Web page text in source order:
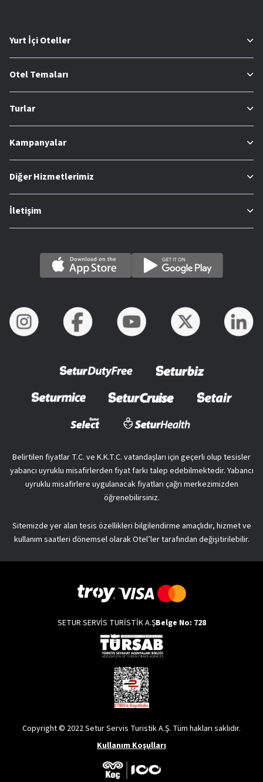
Yurt İçi Oteller
Otel Temaları
Turlar
Kampanyalar
Diğer Hizmetlerimiz
İletişim
Belirtilen fiyatlar T.C. ve K.K.T.C. vatandaşları için geçerli olup tesisler
yabancı uyruklu misafirlerden fiyat farkı talep edebilmektedir. Yabancı
uyruklu misafirlere uygulanacak fiyatları çağrı merkezimizden
öğrenebilirsiniz.
Sitemizde yer alan tesis özellikleri bilgilendirme amaçlıdır, hizmet ve
kullanım saatleri dönemsel olarak Otel’ler tarafından değişitirilebilir.
SETUR SERVİS TURİSTİK A.ŞBelge No: 728
Copyright © 2022 Setur Servis Turistik A.Ş. Tüm hakları saklıdır.
Kullanım Koşulları